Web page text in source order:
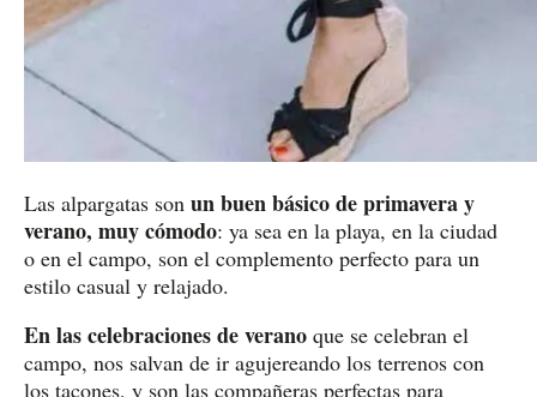
Las alpargatas son un buen básico de primavera y
verano, muy cómodo: ya sea en la playa, en la ciudad
o en el campo, son el complemento perfecto para un
estilo casual y relajado.
En las celebraciones de verano que se celebran el
campo, nos salvan de ir agujereando los terrenos con
los tacones, y son las compañeras perfectas para